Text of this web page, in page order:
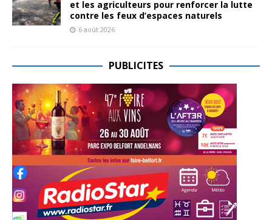
et les agriculteurs pour renforcer la lutte
contre les feux d’espaces naturels
6 août 2026
PUBLICITES